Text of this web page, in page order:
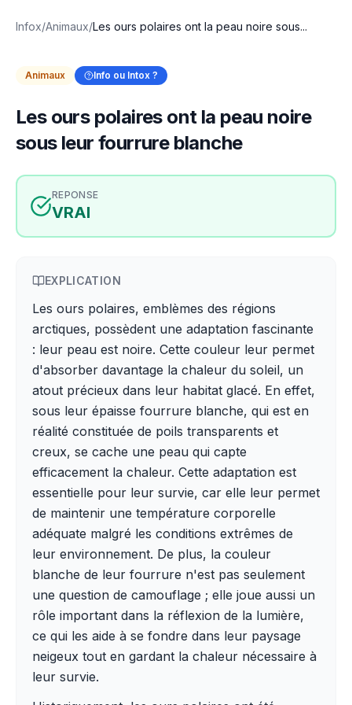
Infox/Animaux/Les ours polaires ont la peau noire sous...
Animaux Info ou Intox ?
Les ours polaires ont la peau noire
sous leur fourrure blanche
REPONSE
VRAI
EXPLICATION
Les ours polaires, emblèmes des régions
arctiques, possèdent une adaptation fascinante
: leur peau est noire. Cette couleur leur permet
d'absorber davantage la chaleur du soleil, un
atout précieux dans leur habitat glacé. En effet,
sous leur épaisse fourrure blanche, qui est en
réalité constituée de poils transparents et
creux, se cache une peau qui capte
efficacement la chaleur. Cette adaptation est
essentielle pour leur survie, car elle leur permet
de maintenir une température corporelle
adéquate malgré les conditions extrêmes de
leur environnement. De plus, la couleur
blanche de leur fourrure n'est pas seulement
une question de camouflage ; elle joue aussi un
rôle important dans la réflexion de la lumière,
ce qui les aide à se fondre dans leur paysage
neigeux tout en gardant la chaleur nécessaire à
leur survie.